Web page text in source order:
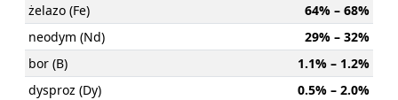
żelazo (Fe)
64% – 68%
neodym (Nd)
29% – 32%
bor (B)
1.1% – 1.2%
dysproz (Dy)
0.5% – 2.0%